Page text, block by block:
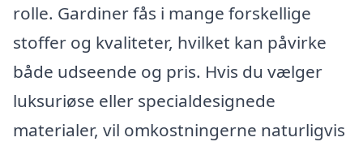
rolle. Gardiner fås i mange forskellige
stoffer og kvaliteter, hvilket kan påvirke
både udseende og pris. Hvis du vælger
luksuriøse eller specialdesignede
materialer, vil omkostningerne naturligvis